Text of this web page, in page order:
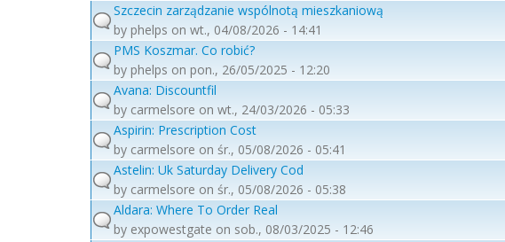
Szczecin zarządzanie wspólnotą mieszkaniową
by phelps on wt., 04/08/2026 - 14:41
PMS Koszmar. Co robić?
by phelps on pon., 26/05/2025 - 12:20
Avana: Discountfil
by carmelsore on wt., 24/03/2026 - 05:33
Aspirin: Prescription Cost
by carmelsore on śr., 05/08/2026 - 05:41
Astelin: Uk Saturday Delivery Cod
by carmelsore on śr., 05/08/2026 - 05:38
Aldara: Where To Order Real
by expowestgate on sob., 08/03/2025 - 12:46